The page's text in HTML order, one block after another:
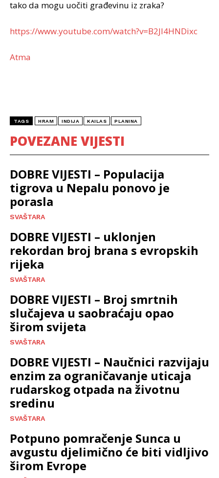
tako da mogu uočiti građevinu iz zraka?
https://www.youtube.com/watch?v=B2Jl4HNDixc
Atma
TAGS HRAM INDIJA KAILAS PLANINA
POVEZANE VIJESTI
DOBRE VIJESTI – Populacija
tigrova u Nepalu ponovo je
porasla
SVAŠTARA
DOBRE VIJESTI – uklonjen
rekordan broj brana s evropskih
rijeka
SVAŠTARA
DOBRE VIJESTI – Broj smrtnih
slučajeva u saobraćaju opao
širom svijeta
SVAŠTARA
DOBRE VIJESTI – Naučnici razvijaju
enzim za ograničavanje uticaja
rudarskog otpada na životnu
sredinu
SVAŠTARA
Potpuno pomračenje Sunca u
avgustu djelimično će biti vidljivo
širom Evrope